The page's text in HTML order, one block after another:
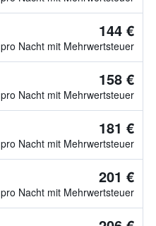
144 €
pro Nacht mit Mehrwertsteuer
158 €
pro Nacht mit Mehrwertsteuer
181 €
pro Nacht mit Mehrwertsteuer
201 €
pro Nacht mit Mehrwertsteuer